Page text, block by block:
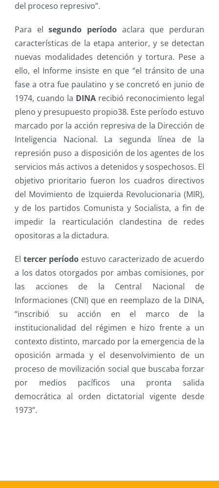
del proceso represivo”.
Para elsegundo período aclara que perduran
características de la etapa anterior, y se detectan
nuevas modalidades detención y tortura. Pese a
ello, el Informe insiste en que “el tránsito de una
fase a otra fue paulatino y se concretó en junio de
1974, cuando la DINA recibió reconocimiento legal
pleno y presupuesto propio38. Este período estuvo
marcado por la acción represiva de la Dirección de
Inteligencia Nacional. La segunda línea de la
represión puso a disposición de los agentes de los
servicios más activos a detenidos y sospechosos. El
objetivo prioritario fueron los cuadros directivos
del Movimiento de Izquierda Revolucionaria (MIR),
y de los partidos Comunista y Socialista, a fin de
impedir la rearticulación clandestina de redes
opositoras a la dictadura.
El tercer período estuvo caracterizado de acuerdo
a los datos otorgados por ambas comisiones, por
las acciones de la Central Nacional de
Informaciones (CNI) que en reemplazo de la DINA,
“inscribió su acción en el marco de la
institucionalidad del régimen e hizo frente a un
contexto distinto, marcado por la emergencia de la
oposición armada y el desenvolvimiento de un
proceso de movilización social que buscaba forzar
por medios pacíficos una pronta salida
democrática al orden dictatorial vigente desde
1973”.